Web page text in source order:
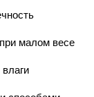
малом весе
влаги